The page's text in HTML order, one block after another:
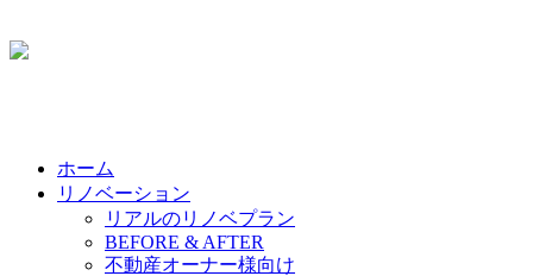
ホーム
リノベーション
リアルのリノベプラン
BEFORE & AFTER
不動産オーナー様向け